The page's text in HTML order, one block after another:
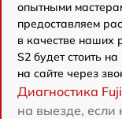
опытными
предоставляем
в качестве наших
S2 будет стоить
на сайте через
Диагностика
на выезде, если